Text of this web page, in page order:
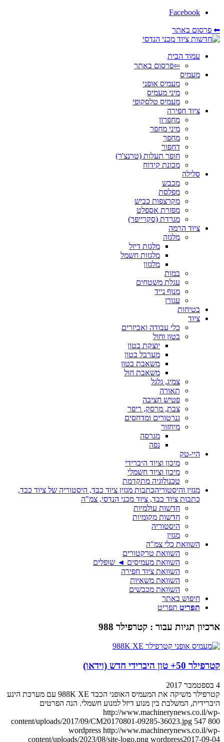
Facebook
⬅ פרסום באתר
עמוד הבית
⇦פרסום באתר
מעמיס
מעמיס אופני
מיני מעמיס
מעמיס טלסקופי
ציוד חפירה
מחפרון
מיני מחפר
מחפר
דחפור
חופר תעלות (טרנצ'ר)
מכונת קידוח
סלילה
מכבש
מפלסת
מקרצפות כביש
מפזרת אספלט
מגרדת (סקרייפר)
ציוד הרמה
מלגזה
מלגזת דיזל
מלגזות חשמל
מלגזון
במות
עגלת משטחים
מנוף נייד
עגורן
בטיחות
ציוד
כלי עבודה ואביזרים
בטון וחול
יוצקת בטון
מערבל בטון
משאבת בטון
משאבת חול
צמיג, גלגל
תאורה
פטיש חציבה
צבת, מרסק, ריפר
גנרטורים ומדחסים
מיחזור
מגרסה
נפה
היי-טק
מיכון וציוד היברידי
מיכון וציוד חשמלי
טכנולוגיה מתקדמת
מגזין והיסטוריהכתבות מגזין ציוד כבד, היסטוריה של ציוד כבד,
כתבות ציוד כבד, ציוד מכני הנדסי, צמ"ה
חדשות עולמיות
חדשות מקומיות
היסטוריה
מגזין
השוואת כלי צמ"ה
השוואת טרקטורים
השוואת מעמיסים ◄ שופלים
השוואת ציוד חפירה
השוואת משאיות
השוואת מכבשים
חיפוש באתר
תפריט תפריט
ארכיון תגיות עבור : קטרפילר 988
קטרפילר 50+ טון היברידי חדש (וידאו)
4 בספטמבר 2017
קטרפילר משיקה את המעמיס האופני הכבד 988K XE עם מערכת הינע
היברידית, המשלבת בין מנוע דיזל למנוע חשמלי. הנה הפרטים
http://www.machinerynews.co.il/wp-
content/uploads/2017/09/CM20170801-09285-36023.jpg 547 800
wordpress http://www.machinerynews.co.il/wp-
content/uploads/2023/08/site-logo.png wordpress2017-09-04